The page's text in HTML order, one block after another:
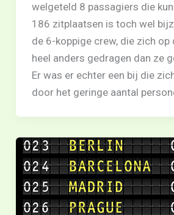
welgeteld 8 passagiers die
186 zitplaatsen is toch wel
de 6-koppige crew, die zich op
heel anders gedragen dan ze
Er was er echter een bij die
door het geringe aantal